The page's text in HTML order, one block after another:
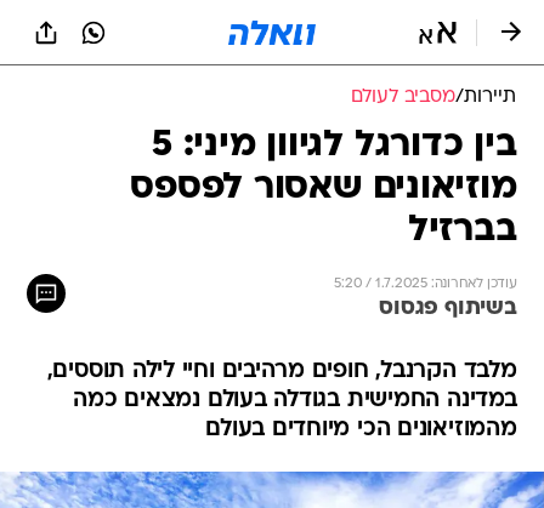
תיירות/מסביב לעולם
בין כדורגל לגיוון מיני: 5
מוזיאונים שאסור לפספס
בברזיל
עודכן לאחרונה: 1.7.2025 / 5:20
בשיתוף פגסוס
מלבד הקרנבל, חופים מרהיבים וחיי לילה תוססים,
במדינה החמישית בגודלה בעולם נמצאים כמה
מהמוזיאונים הכי מיוחדים בעולם